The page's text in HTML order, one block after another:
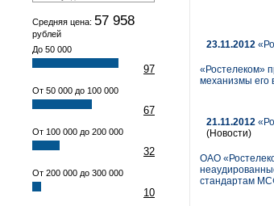
Средняя цена: 57 958
рублей
До 50 000
97
От 50 000 до 100 000
67
От 100 000 до 200 000
32
От 200 000 до 300 000
10
23.11.2012
«Ростелеком»
механизмы его
21.11.2012
(Новости)
ОАО
стандартам